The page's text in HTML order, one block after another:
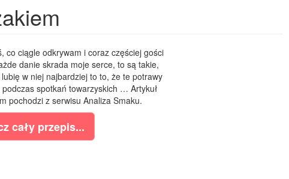
co ciągle odkrywam i coraz częściej gości
danie skrada moje serce, to są takie,
w niej najbardziej to to, że te potrawy
spotkań towarzyskich … Artykuł
pochodzi z serwisu Analiza Smaku.
cały przepis...